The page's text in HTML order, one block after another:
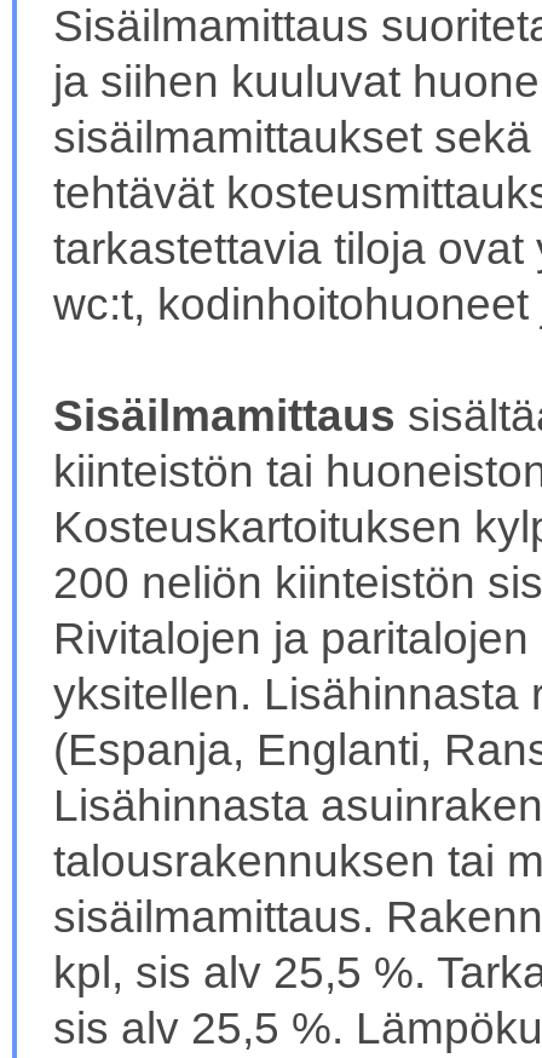
Sisäilmamittaus
ja siihen kuuluvat
sisäilmamittaukset
tehtävät
tarkastettavia tiloja
wc:t, kodinhoitohuoneet
Sisäilmamittaus
kiinteistön tai
Kosteuskartoituksen
200 neliön kiinteistön
Rivitalojen ja
yksitellen. Lisähinnasta
(Espanja, Englanti,
Lisähinnasta
talousrakennuksen tai
sisäilmamittaus.
kpl, sis alv 25,5 %.
sis alv 25,5 %.